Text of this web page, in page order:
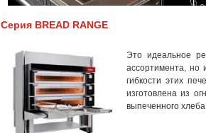
Серия BREAD RANGE
Это идеальное
ассортимента, но
гибкости этих
изготовлена из
выпеченного